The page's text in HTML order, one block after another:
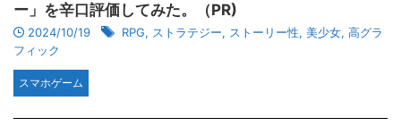
ー」を辛口評価してみた。（PR)
2024/10/19 RPG, ストラテジー, ストーリー性, 美少女, 高グラ
フィック
スマホゲーム